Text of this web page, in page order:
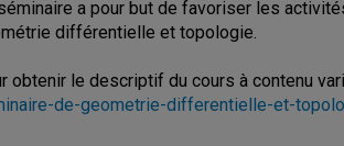
a pour but de favoriser les
différentielle et topologie.
obtenir le descriptif du cours à contenu
de-geometrie-differentielle-et-